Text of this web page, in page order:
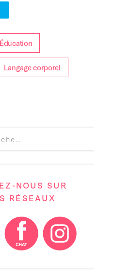
Éducation
Langage corporel
NOUS SUR
RÉSEAUX